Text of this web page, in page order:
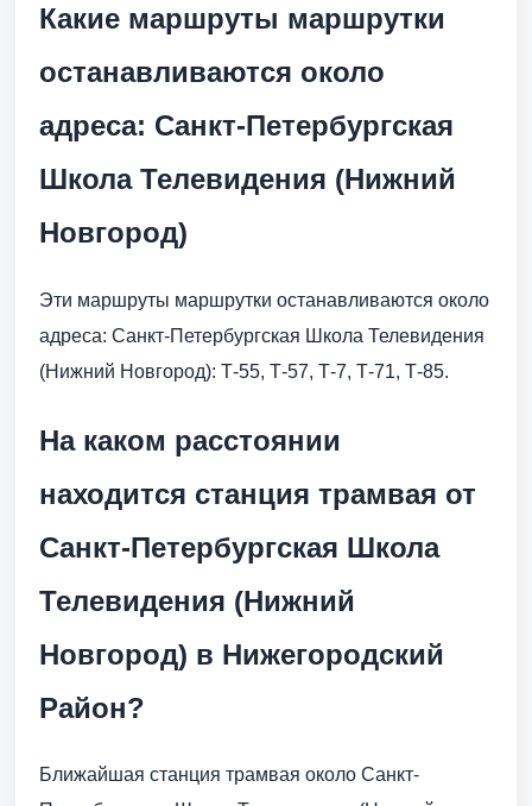
Какие маршруты маршрутки
останавливаются около
адреса: Санкт-Петербургская
Школа Телевидения (Нижний
Новгород)
Эти маршруты маршрутки останавливаются около
адреса: Санкт-Петербургская Школа Телевидения
(Нижний Новгород): Т-55, Т-57, Т-7, Т-71, Т-85.
На каком расстоянии
находится станция трамвая от
Санкт-Петербургская Школа
Телевидения (Нижний
Новгород) в Нижегородский
Район?
Ближайшая станция трамвая около Санкт-